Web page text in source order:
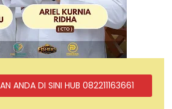
ANDA DI SINI HUB 082211163661